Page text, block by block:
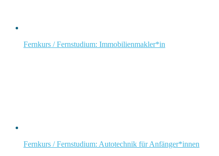
Fernkurs / Fernstudium: Immobilienmakler*in
Fernkurs / Fernstudium: Autotechnik für Anfänger*innen